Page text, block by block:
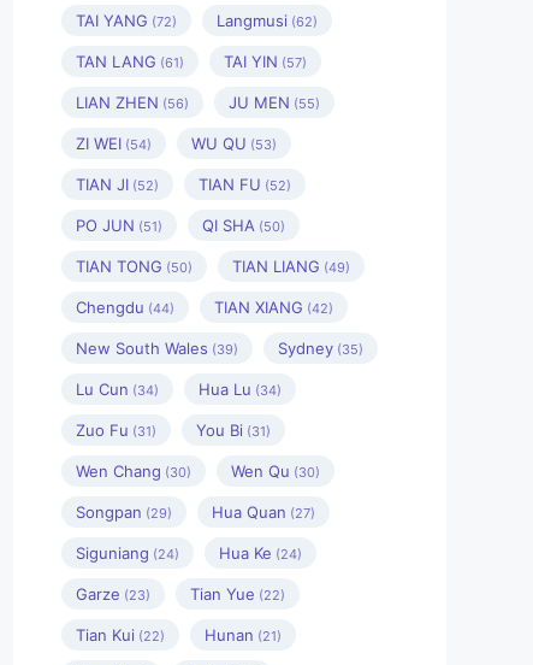
TAI YANG (72) Langmusi (62)
TAN LANG (61) TAI YIN (57)
LIAN ZHEN (56) JU MEN (55)
ZI WEI (54) WU QU (53)
TIAN JI (52) TIAN FU (52)
PO JUN (51) QI SHA (50)
TIAN TONG (50) TIAN LIANG (49)
Chengdu (44) TIAN XIANG (42)
New South Wales (39) Sydney (35)
Lu Cun (34) Hua Lu (34)
Zuo Fu (31) You Bi (31)
Wen Chang (30) Wen Qu (30)
Songpan (29) Hua Quan (27)
Siguniang (24) Hua Ke (24)
Garze (23) Tian Yue (22)
Tian Kui (22) Hunan (21)